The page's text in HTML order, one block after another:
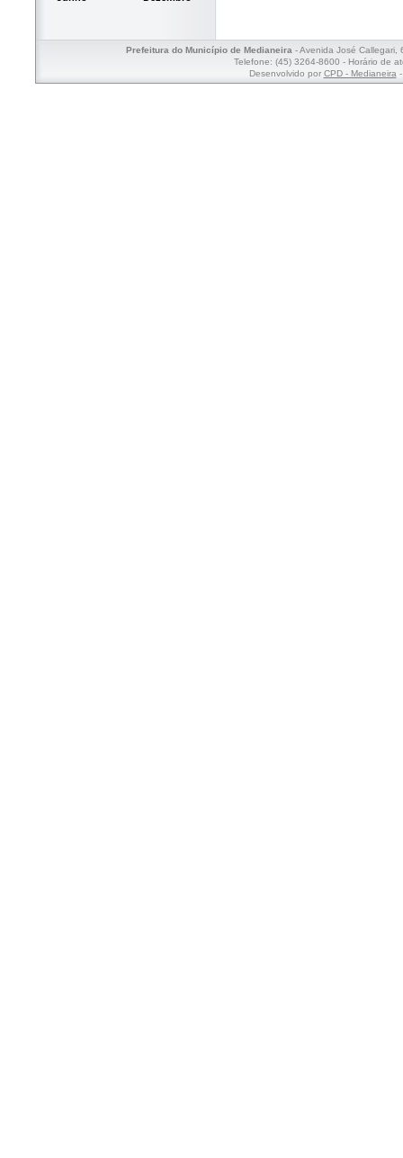
Prefeitura do Município de Medianeira- Avenida José Callegari,
Telefone: (45) 3264-8600 - Horário de
Desenvolvido por CPD - Medianeira-